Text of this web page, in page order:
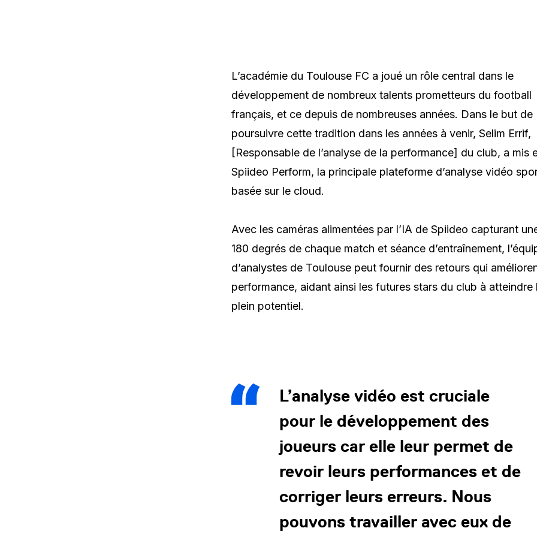
L’académie du Toulouse FC a joué un rôle central dans le
développement de nombreux talents prometteurs du football
français, et ce depuis de nombreuses années. Dans le but de
poursuivre cette tradition dans les années à venir, Selim Errif,
[Responsable de l’analyse de la performance] du club, a mis
Spiideo Perform, la principale plateforme d’analyse vidéo
basée sur le cloud.
Avec les caméras alimentées par l’IA de Spiideo capturant
180 degrés de chaque match et séance d’entraînement,
d’analystes de Toulouse peut fournir des retours qui
performance, aidant ainsi les futures stars du club à atteindre
plein potentiel.
L’analyse vidéo est cruciale
pour le développement des
joueurs car elle leur permet de
revoir leurs performances et de
corriger leurs erreurs. Nous
pouvons travailler avec eux de